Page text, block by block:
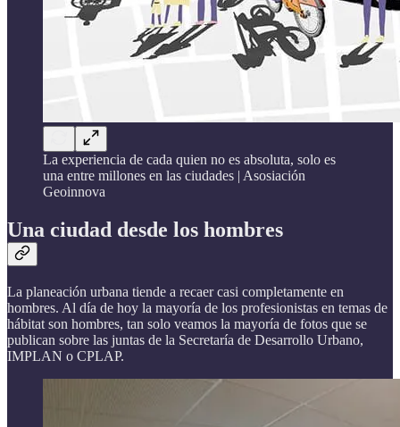
La experiencia de cada quien no es absoluta, solo es
una entre millones en las ciudades | Asosiación
Geoinnova
Una ciudad desde los hombres
La planeación urbana tiende a recaer casi completamente en
hombres. Al día de hoy la mayoría de los profesionistas en temas de
hábitat son hombres, tan solo veamos la mayoría de fotos que se
publican sobre las juntas de la Secretaría de Desarrollo Urbano,
IMPLAN o CPLAP.